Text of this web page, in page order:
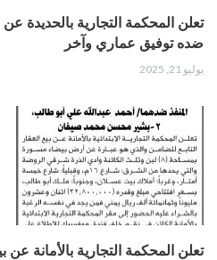
تعلن المحكمة التجارية بالحديدة عن
ضده توفيق عماري وآخر
يوليو 21, 2025
تعلن المحكمة التجارية بالأمانة